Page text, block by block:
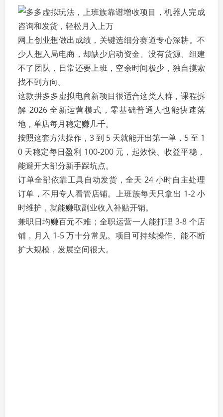
网上创业想做出成绩，关键选细分赛道专心深耕。不
少人想入局电商，却缺少启动资金、没有货源、组建
不了团队，日常还要上班，空余时间极少，独自摸索
找不到方向。
这款拼多多虚拟电商新项目很适合这类人群，课程拆
解 2026 全新运营模式，零基础普通人也能快速落
地，单店每月稳定赚几千。
按照这套方法操作，3 到 5 天就能开出第一单，5 至 1
0 天稳定每日盈利 100-200 元，起效快、收益平稳，
能避开大部分新手踩坑点。
订单全部依靠工具自动发货，全天 24 小时自主处理
订单，不用专人看管店铺。上班族每天只拿出 1-2 小
时维护，就能赚取副业收入补贴开销。
兼职日均赚百元不难；全职运营一人能打理 3-8 个店
铺，月入 1-5 万十分常见。项目可持续操作、能不断
扩大规模，发展空间很大。